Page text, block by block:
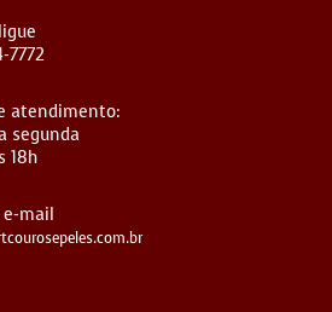
7772
atendimento:
segunda
18h
mail